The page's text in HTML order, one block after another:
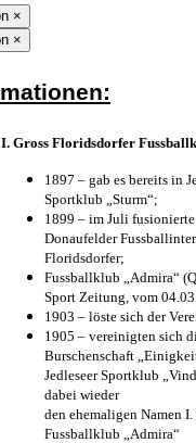
×
×
I. Gross Floridsdorfer
1897 – gab es bereits in
Sportklub „Sturm“;
1899 – im Juli
Donaufelder
Floridsdorfer;
Fussballklub „Admira“
Sport Zeitung, vom
1903 – löste sich der
1905 – vereinigten sich
Burschenschaft
Jedleseer Sportklub
dabei wieder
den ehemaligen Namen
Fussballklub „Admira“